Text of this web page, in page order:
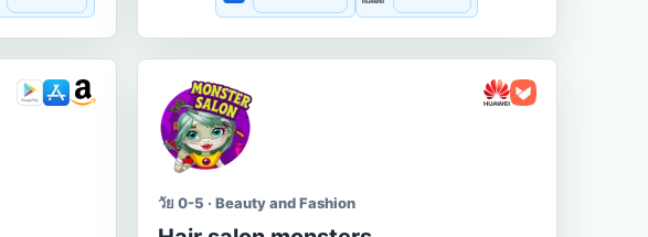
วัย 0-5 · Beauty and Fashion